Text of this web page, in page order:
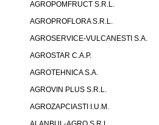
AGROPOMFRUCT S.R.L.
AGROPROFLORA S.R.L.
AGROSERVICE-VULCANESTI S.A.
AGROSTAR C.A.P.
AGROTEHNICA S.A.
AGROVIN PLUS S.R.L.
AGROZAPCIASTI I.U.M.